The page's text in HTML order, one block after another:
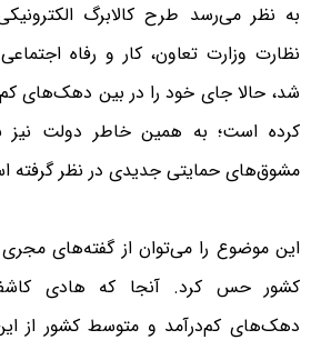
نظارت وزارت تعاون، کار و رفاه
شد، حالا جای خود را در بین دهک‌های
کرده است؛ به همین خاطر دولت
مشوق‌های حمایتی جدیدی در نظر گرفته
این موضوع را می‌توان از گفته‌های مجری
کشور حس کرد. آنجا که هادی کاشف
دهک‌های کم‌درآمد و متوسط کشور از